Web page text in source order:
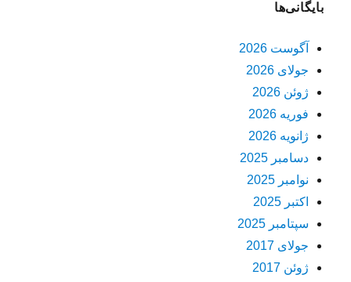
بایگانی‌ها
آگوست 2026
جولای 2026
ژوئن 2026
فوریه 2026
ژانویه 2026
دسامبر 2025
نوامبر 2025
اکتبر 2025
سپتامبر 2025
جولای 2017
ژوئن 2017